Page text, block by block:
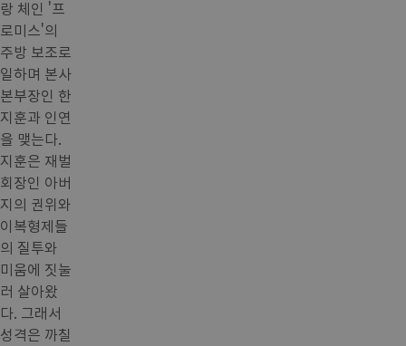
랑 체인 '프
로미스'의
주방 보조로
일하며 본사
본부장인 한
지훈과 인연
을 맺는다.
지훈은 재벌
회장인 아버
지의 권위와
이복형제들
의 질투와
미움에 짓눌
러 살아왔
다. 그래서
성격은 까칠